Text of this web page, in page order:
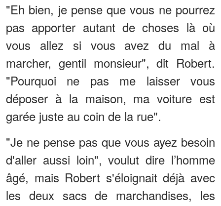
"Eh bien, je pense que vous ne pourrez
pas apporter autant de choses là où
vous allez si vous avez du mal à
marcher, gentil monsieur", dit Robert.
"Pourquoi ne pas me laisser vous
déposer à la maison, ma voiture est
garée juste au coin de la rue".
"Je ne pense pas que vous ayez besoin
d'aller aussi loin", voulut dire l’homme
âgé, mais Robert s'éloignait déjà avec
les deux sacs de marchandises, les